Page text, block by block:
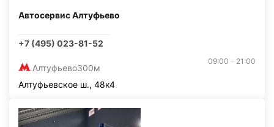
Автосервис Алтуфьево
+7 (495) 023-81-52
Алтуфьево300м
09:00 - 21:00
Алтуфьевское ш., 48к4